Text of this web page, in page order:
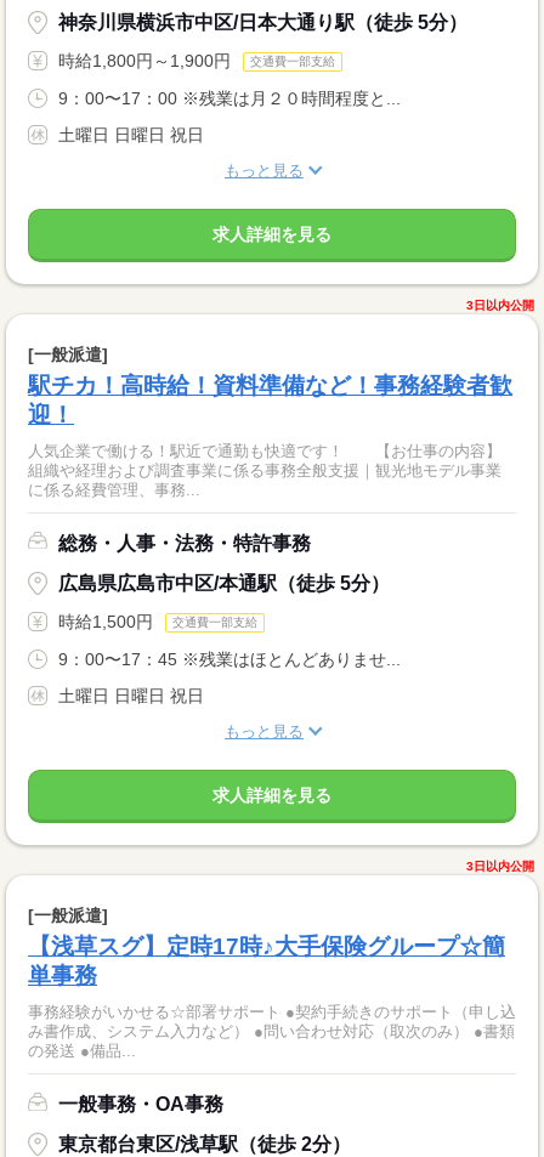
神奈川県横浜市中区/日本大通り駅（徒歩 5分）
時給1,800円～1,900円 交通費一部支給
9：00〜17：00 ※残業は月２０時間程度と...
土曜日 日曜日 祝日
もっと見る
求人詳細を見る
3日以内公開
[一般派遣]
駅チカ！高時給！資料準備など！事務経験者歓
迎！
人気企業で働ける！駅近で通勤も快適です！ 【お仕事の内容】
組織や経理および調査事業に係る事務全般支援｜観光地モデル事業
に係る経費管理、事務...
総務・人事・法務・特許事務
広島県広島市中区/本通駅（徒歩 5分）
時給1,500円 交通費一部支給
9：00〜17：45 ※残業はほとんどありませ...
土曜日 日曜日 祝日
もっと見る
求人詳細を見る
3日以内公開
[一般派遣]
【浅草スグ】定時17時♪大手保険グループ☆簡
単事務
事務経験がいかせる☆部署サポート ●契約手続きのサポート（申し込
み書作成、システム入力など） ●問い合わせ対応（取次のみ） ●書類
の発送 ●備品...
一般事務・OA事務
東京都台東区/浅草駅（徒歩 2分）